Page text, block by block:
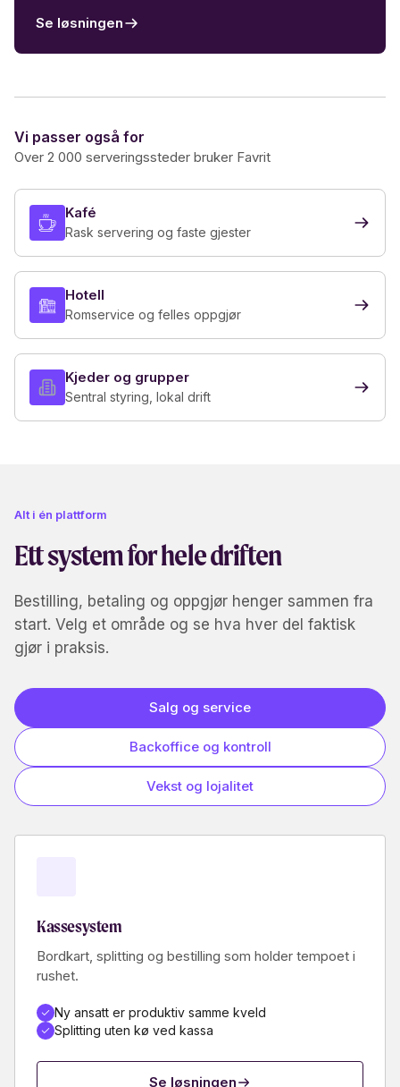
Se løsningen
Vi passer også for
Over 2 000 serveringssteder bruker Favrit
Kafé
Rask servering og faste gjester
Hotell
Romservice og felles oppgjør
Kjeder og grupper
Sentral styring, lokal drift
Alt i én plattform
Ett system for hele driften
Bestilling, betaling og oppgjør henger sammen fra
start. Velg et område og se hva hver del faktisk
gjør i praksis.
Salg og service
Backoffice og kontroll
Vekst og lojalitet
Kassesystem
Bordkart, splitting og bestilling som holder tempoet i
rushet.
Ny ansatt er produktiv samme kveld
Splitting uten kø ved kassa
Se løsningen